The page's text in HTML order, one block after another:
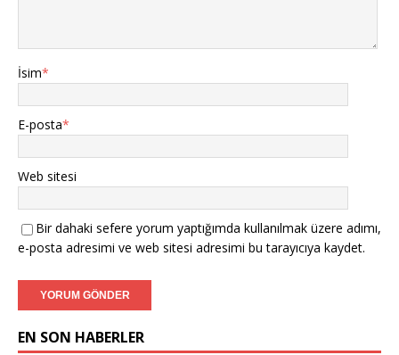
İsim*
E-posta*
Web sitesi
Bir dahaki sefere yorum yaptığımda kullanılmak üzere adımı,
e-posta adresimi ve web sitesi adresimi bu tarayıcıya kaydet.
EN SON HABERLER